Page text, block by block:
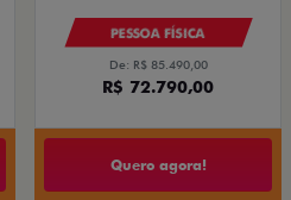
PESSOA FÍSICA
De: R$ 85.490,00
R$ 72.790,00
Quero agora!